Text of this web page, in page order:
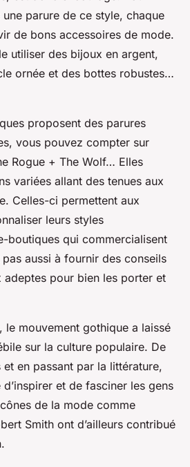
parure de ce style, chaque
de bons accessoires de mode.
utiliser des bijoux en argent,
ornée et des bottes robustes…
proposent des parures
vous pouvez compter sur
Rogue + The Wolf… Elles
variées allant des tenues aux
Celles-ci permettent aux
leurs styles
boutiques qui commercialisent
pas aussi à fournir des conseils
adeptes pour bien les porter et
le mouvement gothique a laissé
sur la culture populaire. De
en passant par la littérature,
et de fasciner les gens
de la mode comme
Smith ont d’ailleurs contribué